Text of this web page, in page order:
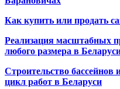
Как купить или продать
Реализация масштабных
любого размера в
Строительство
цикл работ в Беларуси